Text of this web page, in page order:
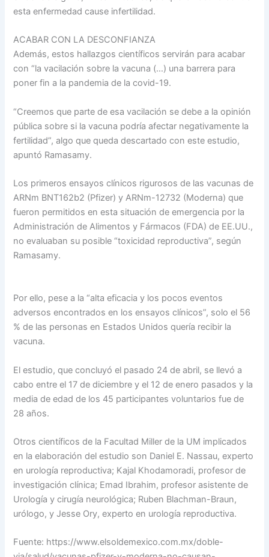
esta enfermedad cause infertilidad.
ACABAR CON LA DESCONFIANZA
Además, estos hallazgos científicos servirán para acabar
con “la vacilación sobre la vacuna (…) una barrera para
poner fin a la pandemia de la covid-19.
“Creemos que parte de esa vacilación se debe a la opinión
pública sobre si la vacuna podría afectar negativamente la
fertilidad”, algo que queda descartado con este estudio,
apuntó Ramasamy.
Los primeros ensayos clínicos rigurosos de las vacunas de
ARNm BNT162b2 (Pfizer) y ARNm-12732 (Moderna) que
fueron permitidos en esta situación de emergencia por la
Administración de Alimentos y Fármacos (FDA) de EE.UU.,
no evaluaban su posible “toxicidad reproductiva”, según
Ramasamy.
Por ello, pese a la “alta eficacia y los pocos eventos
adversos encontrados en los ensayos clínicos”, solo el 56
% de las personas en Estados Unidos quería recibir la
vacuna.
El estudio, que concluyó el pasado 24 de abril, se llevó a
cabo entre el 17 de diciembre y el 12 de enero pasados y la
media de edad de los 45 participantes voluntarios fue de
28 años.
Otros científicos de la Facultad Miller de la UM implicados
en la elaboración del estudio son Daniel E. Nassau, experto
en urología reproductiva; Kajal Khodamoradi, profesor de
investigación clínica; Emad Ibrahim, profesor asistente de
Urología y cirugía neurológica; Ruben Blachman-Braun,
urólogo, y Jesse Ory, experto en urología reproductiva.
Fuente: https://www.elsoldemexico.com.mx/doble-